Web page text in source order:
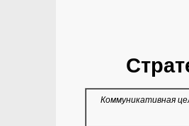
Коммуникативная